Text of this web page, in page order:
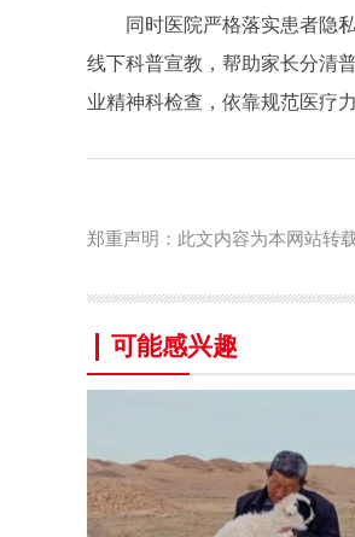
同时医院严格落实患者隐
线下科普宣教，帮助家长分清
业精神科检查，依靠规范医疗
郑重声明：此文内容为本网站转
可能感兴趣